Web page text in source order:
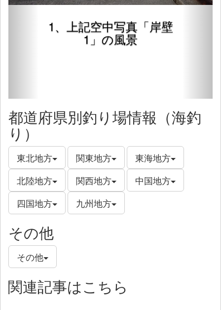
1、上記空中写真「岸壁
1」の風景
都道府県別釣り場情報（海釣
り）
東北地方 関東地方
東海地方
北陸地方
関西地方
中国地方
四国地方
九州地方
その他
その他
関連記事はこちら